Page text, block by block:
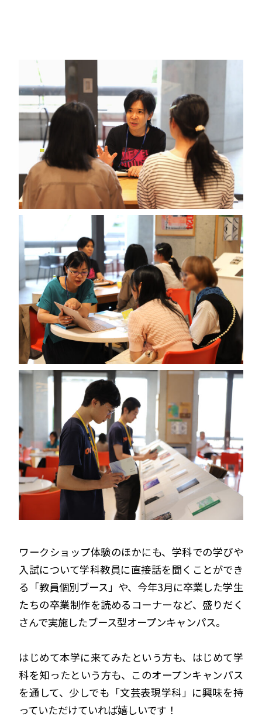
ワークショップ体験のほかにも、学科での学びや
入試について学科教員に直接話を聞くことができ
る「教員個別ブース」や、今年3月に卒業した学生
たちの卒業制作を読めるコーナーなど、盛りだく
さんで実施したブース型オープンキャンパス。
はじめて本学に来てみたという方も、はじめて学
科を知ったという方も、このオープンキャンパス
を通して、少しでも「文芸表現学科」に興味を持
っていただけていれば嬉しいです！